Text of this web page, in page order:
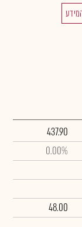
437.90
0.00%
48.00